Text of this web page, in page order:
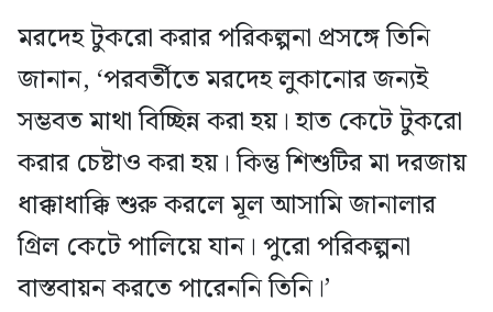
মরদেহ টুকরো করার পরিকল্পনা প্রসঙ্গে তিনি
জানান, ‘পরবর্তীতে মরদেহ লুকানোর জন্যই
সম্ভবত মাথা বিচ্ছিন্ন করা হয়। হাত কেটে টুকরো
করার চেষ্টাও করা হয়। কিন্তু শিশুটির মা দরজায়
ধাক্কাধাক্কি শুরু করলে মূল আসামি জানালার
গ্রিল কেটে পালিয়ে যান। পুরো পরিকল্পনা
বাস্তবায়ন করতে পারেননি তিনি।’